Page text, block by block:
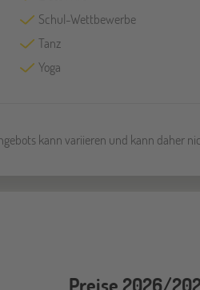
Schul-Wettbewerbe
Tanz
Yoga
kann variieren und kann daher